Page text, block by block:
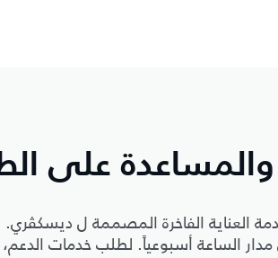
والمساعدة على
العناية الفاخرة المصممة ل
مدار الساعة أسبوعياً. لطلب خدمات